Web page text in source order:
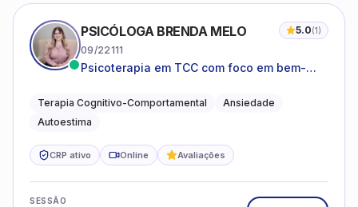
PSICÓLOGA BRENDA MELO 5.0(1)
09/22111
Psicoterapia em TCC com foco em bem-
o cotidiano
Terapia Cognitivo-Comportamental
Ansiedade
Autoestima
CRP ativo Online Avaliações
SESSÃO